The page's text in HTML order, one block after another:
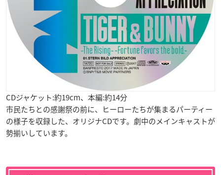
CDジャケット:約19cm、本編:約14分
市民たちとの感謝祭の前に、ヒーローたちが集まるパーティー
の様子を収録した、オリジナCDです。劇中のメインキャストが
勢揃いしています。